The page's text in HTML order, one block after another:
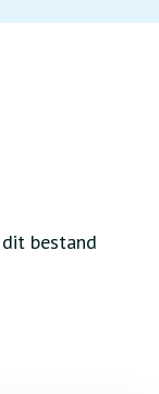
bestand